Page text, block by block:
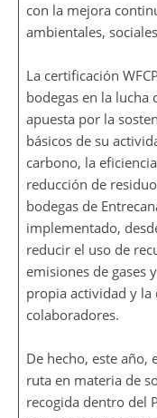
con la mejora
ambientales,
La certificación
bodegas en la lucha
apuesta por la
básicos de su
carbono, la
reducción de
bodegas de
implementado,
reducir el uso de
emisiones de gases
propia actividad y la
colaboradores.
De hecho, este año,
ruta en materia de
recogida dentro del